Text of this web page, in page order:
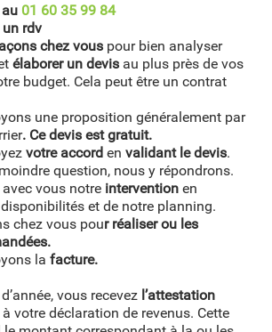
01 60 35 99 84
un rdv
chez vous pour bien analyser
élaborer un devis au plus près de vos
budget. Cela peut être un contrat
une proposition généralement par
. Ce devis est gratuit.
votre accord en validant le devis.
question, nous y répondrons.
avec vous notre intervention en
et de notre planning.
chez vous pour réaliser ou les
la facture.
vous recevez l’attestation
votre déclaration de revenus. Cette